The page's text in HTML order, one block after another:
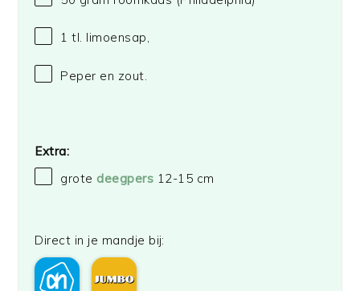
1 tl. limoensap,
Peper en zout.
Extra:
grote deegpers 12-15 cm
Direct in je mandje bij: